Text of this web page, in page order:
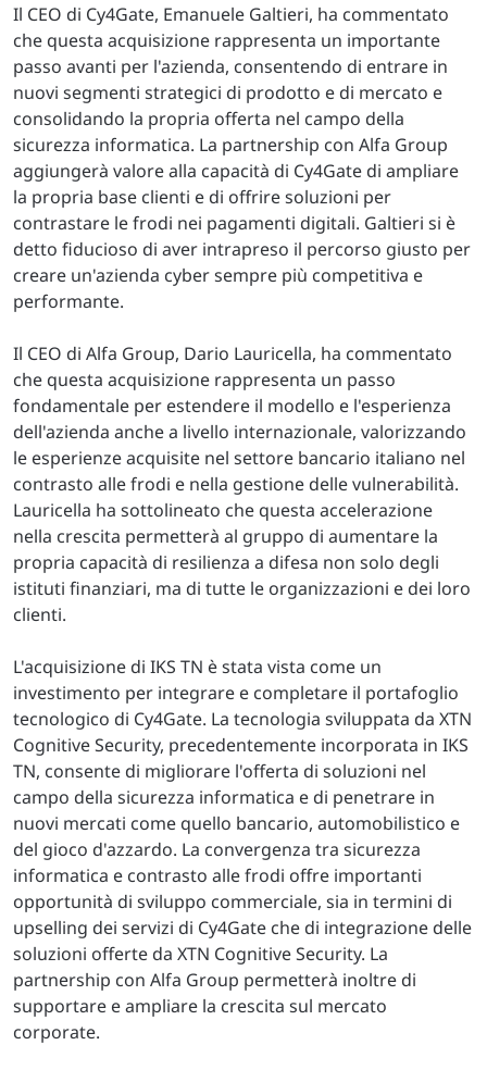
Il CEO di Cy4Gate, Emanuele Galtieri, ha commentato
che questa acquisizione rappresenta un importante
passo avanti per l'azienda, consentendo di entrare in
nuovi segmenti strategici di prodotto e di mercato e
consolidando la propria offerta nel campo della
sicurezza informatica. La partnership con Alfa Group
aggiungerà valore alla capacità di Cy4Gate di ampliare
la propria base clienti e di offrire soluzioni per
contrastare le frodi nei pagamenti digitali. Galtieri si è
detto fiducioso di aver intrapreso il percorso giusto per
creare un'azienda cyber sempre più competitiva e
performante.
Il CEO di Alfa Group, Dario Lauricella, ha commentato
che questa acquisizione rappresenta un passo
fondamentale per estendere il modello e l'esperienza
dell'azienda anche a livello internazionale, valorizzando
le esperienze acquisite nel settore bancario italiano nel
contrasto alle frodi e nella gestione delle vulnerabilità.
Lauricella ha sottolineato che questa accelerazione
nella crescita permetterà al gruppo di aumentare la
propria capacità di resilienza a difesa non solo degli
istituti finanziari, ma di tutte le organizzazioni e dei loro
clienti.
L'acquisizione di IKS TN è stata vista come un
investimento per integrare e completare il portafoglio
tecnologico di Cy4Gate. La tecnologia sviluppata da XTN
Cognitive Security, precedentemente incorporata in IKS
TN, consente di migliorare l'offerta di soluzioni nel
campo della sicurezza informatica e di penetrare in
nuovi mercati come quello bancario, automobilistico e
del gioco d'azzardo. La convergenza tra sicurezza
informatica e contrasto alle frodi offre importanti
opportunità di sviluppo commerciale, sia in termini di
upselling dei servizi di Cy4Gate che di integrazione delle
soluzioni offerte da XTN Cognitive Security. La
partnership con Alfa Group permetterà inoltre di
supportare e ampliare la crescita sul mercato
corporate.